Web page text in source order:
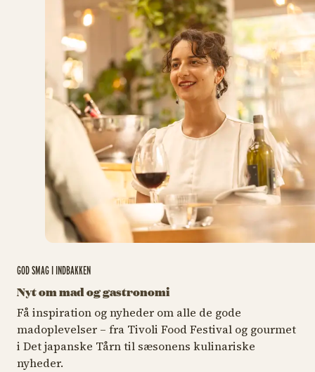
GOD SMAG I INDBAKKEN
Nyt om mad og gastronomi
Få inspiration og nyheder om alle de gode
madoplevelser – fra Tivoli Food Festival og gourmet
i Det japanske Tårn til sæsonens kulinariske
nyheder.